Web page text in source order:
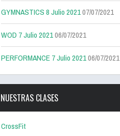
GYMNASTICS 8 Julio 202107/07/2021
WOD 7 Julio 202106/07/2021
PERFORMANCE 7 Julio 202106/07/2021
NUESTRAS CLASES
CrossFit